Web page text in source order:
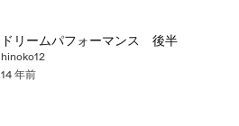
ドリームパフォーマンス 後半
hinoko12
14 年前